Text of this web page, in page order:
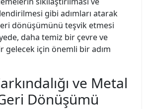
gibi adımları atarak
dönüşümünü teşvik etmesi
daha temiz bir çevre ve
için önemli bir adım
ve Metal
Dönüşümü